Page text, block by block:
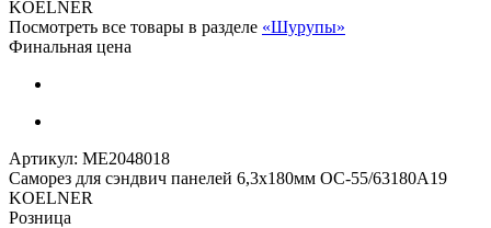
KOELNER
Посмотреть все товары в разделе «Шурупы»
Финальная цена
Артикул: МЕ2048018
Саморез для сэндвич панелей 6,3х180мм OC-55/63180A19
KOELNER
Розница